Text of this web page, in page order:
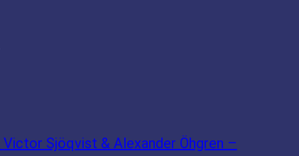
Victor Sjöqvist & Alexander Öhgren –